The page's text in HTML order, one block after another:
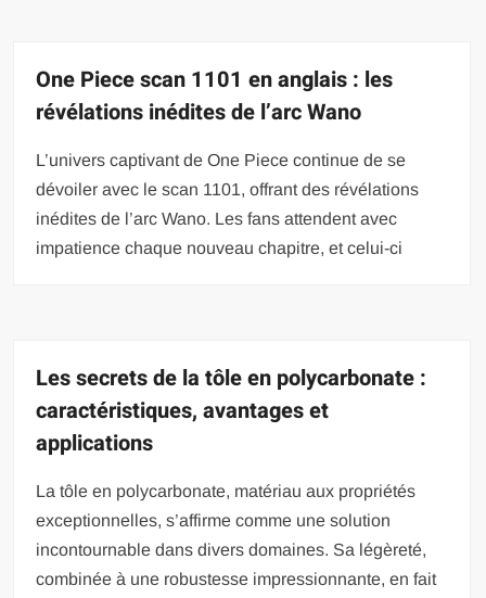
One Piece scan 1101 en anglais : les
révélations inédites de l’arc Wano
L’univers captivant de One Piece continue de se
dévoiler avec le scan 1101, offrant des révélations
inédites de l’arc Wano. Les fans attendent avec
impatience chaque nouveau chapitre, et celui-ci
Les secrets de la tôle en polycarbonate :
caractéristiques, avantages et
applications
La tôle en polycarbonate, matériau aux propriétés
exceptionnelles, s’affirme comme une solution
incontournable dans divers domaines. Sa légèreté,
combinée à une robustesse impressionnante, en fait